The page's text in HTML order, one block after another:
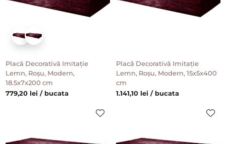
Placă Decorativă Imitație
Lemn, Roșu, Modern,
18.5x7x200 cm
779,20 lei / bucata
Placă Decorativă Imitație
Lemn, Roșu, Modern, 15x5x400
cm
1.141,10 lei / bucata